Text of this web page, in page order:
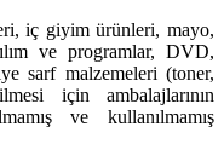
iç giyim ürünleri, mayo,
ve programlar, DVD,
sarf malzemeleri (toner,
için ambalajlarının
ve kullanılmamış